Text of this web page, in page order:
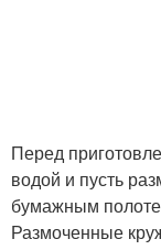
Перед
водой и пусть
бумажным
Размоченные